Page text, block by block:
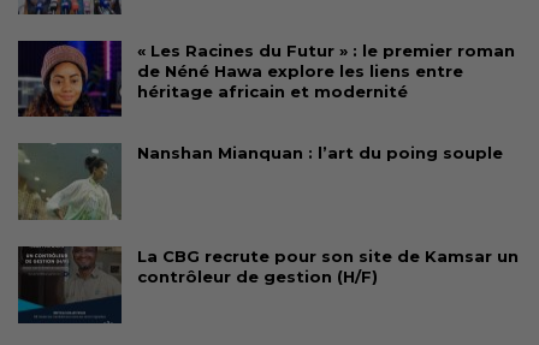
« Les Racines du Futur » : le premier roman
de Néné Hawa explore les liens entre
héritage africain et modernité
Nanshan Mianquan : l’art du poing souple
La CBG recrute pour son site de Kamsar un
contrôleur de gestion (H/F)